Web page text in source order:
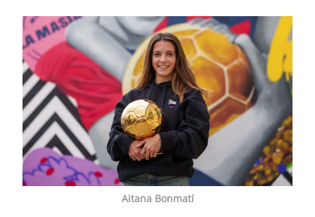
Aitana Bonmatí